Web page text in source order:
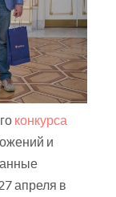
конкурса
и
апреля в